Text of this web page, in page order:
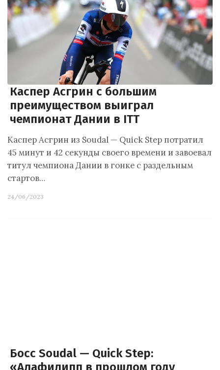
Каспер Асгрин с большим
преимуществом выиграл
чемпионат Дании в ITT
Каспер Асгрин из Soudal — Quick Step потратил
45 минут и 42 секунды своего времени и завоевал
титул чемпиона Дании в гонке с раздельным
стартов…
24/06/2023
Босс Soudal — Quick Step:
«Алафилипп в прошлом году